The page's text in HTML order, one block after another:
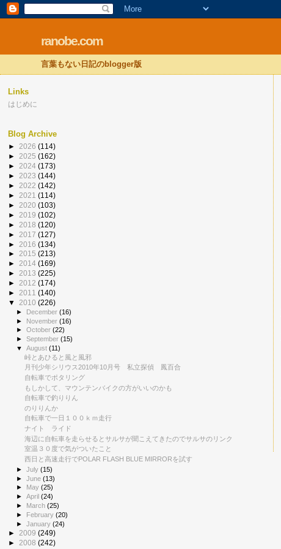
ranobe.com
言葉もない日記のblogger版
Links
はじめに
Blog Archive
► 2026 (114)
► 2025 (162)
► 2024 (173)
► 2023 (144)
► 2022 (142)
► 2021 (114)
► 2020 (103)
► 2019 (102)
► 2018 (120)
► 2017 (127)
► 2016 (134)
► 2015 (213)
► 2014 (169)
► 2013 (225)
► 2012 (174)
► 2011 (140)
▼ 2010 (226)
► December(16)
► November(16)
►October(22)
►September(15)
▼August(11)
峠とあひると風と風邪
月刊少年シリウス2010年10月号 私立探偵 鳳百合
自転車でポタリング
もしかして、マウンテンバイクの方がいいのかも
自転車で釣りりん
のりりんか
自転車で一日１００ｋｍ走行
ナイト ライド
海辺に自転車を走らせるとサルサが聞こえてきたのでサルサのリンク
室温３０度で気がついたこと
西日と高速走行でPOLAR FLASH BLUE MIRRORを試す
►July(15)
►June(13)
►
May(25)
►April(24)
► March(25)
► February(20)
►January(24)
► 2009 (249)
► 2008 (242)